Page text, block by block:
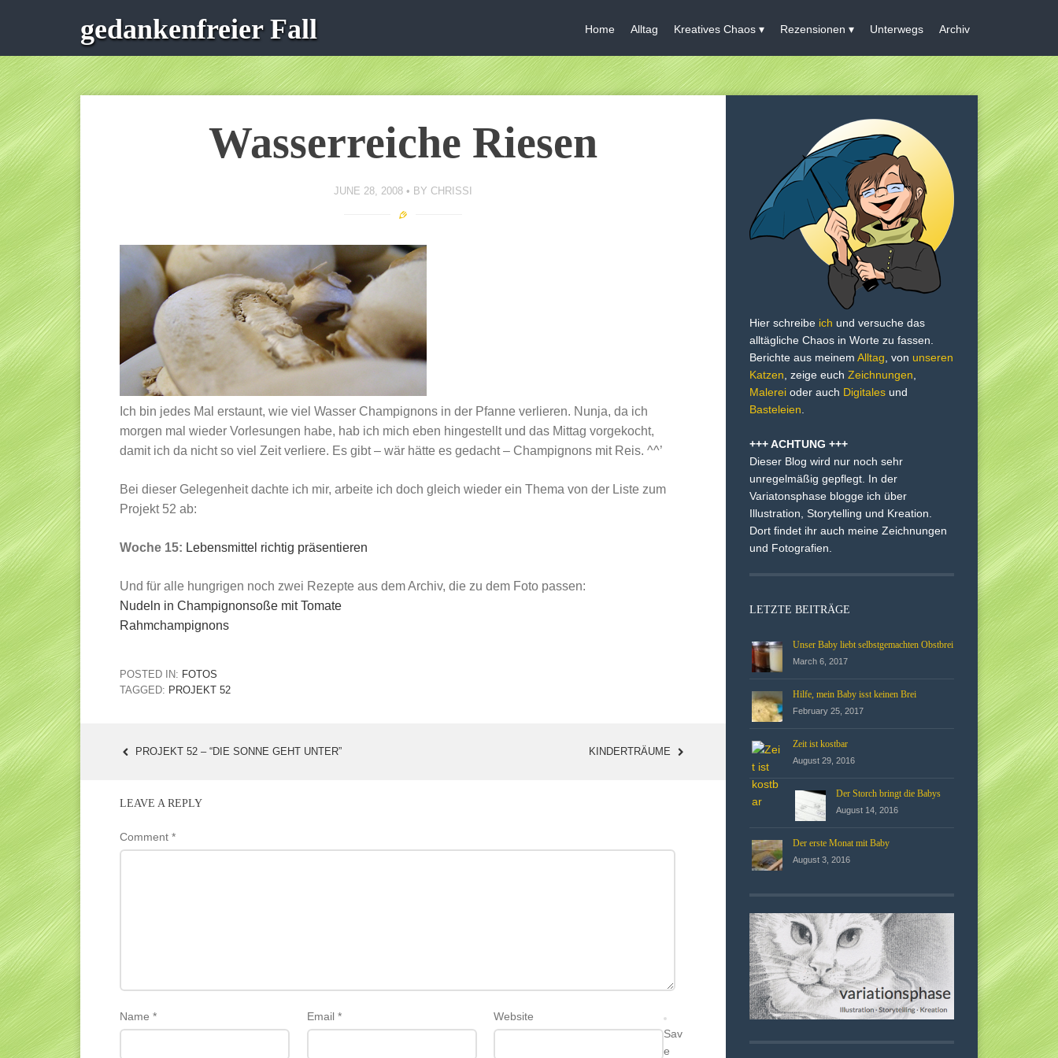
gedankenfreier Fall Home Alltag Kreatives Chaos Rezensionen Unterwegs Archiv
Wasserreiche Riesen
JUNE 28, 2008 BY CHRISSI
Ich bin jedes Mal erstaunt, wie viel Wasser Champignons in der Pfanne verlieren. Nunja, da ich
morgen mal wieder Vorlesungen habe, hab ich mich eben hingestellt und das Mittag vorgekocht,
damit ich da nicht so viel Zeit verliere. Es gibt – wär hätte es gedacht – Champignons mit Reis. ^^’
Bei dieser Gelegenheit dachte ich mir, arbeite ich doch gleich wieder ein Thema von der Liste zum
Projekt 52 ab:
Woche 15: Lebensmittel richtig präsentieren
Und für alle hungrigen noch zwei Rezepte aus dem Archiv, die zu dem Foto passen:
Nudeln in Champignonsoße mit Tomate
Rahmchampignons
POSTED IN: FOTOS
TAGGED: PROJEKT 52
POST
PROJEKT 52 – “DIE SONNE GEHT UNTER” KINDERTRÄUME
LEAVE A REPLY
Comment *
Name * Email *
Website
Sav
e
Hier schreibe ich und versuche das
alltägliche Chaos in Worte zu fassen.
Berichte aus meinem Alltag , von unseren
Katzen , zeige euch Zeichnungen
Malerei oder auch Digitales und
Basteleien
+++ ACHTUNG +++
Dieser Blog wird nur noch sehr
unregelmäßig gepflegt. In der
Variatonsphase blogge ich über
Illustration, Storytelling und Kreation.
Dort findet ihr auch meine Zeichnungen
und Fotografien.
LETZTE BEITRÄGE
Unser Baby liebt selbstgemachten Obstbrei
March 6, 2017
Hilfe, mein Baby isst keinen Brei
February 25, 2017
Zeit ist kostbar
August 29, 2016
Der Storch bringt die Babys
August 14, 2016
Der erste Monat mit Baby
August 3, 2016